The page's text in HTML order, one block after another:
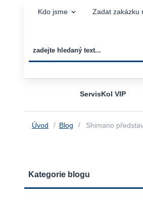
Kdo jsme Zadat zakázku
ServisKol VIP
Úvod Blog Shimano
Kategorie blogu